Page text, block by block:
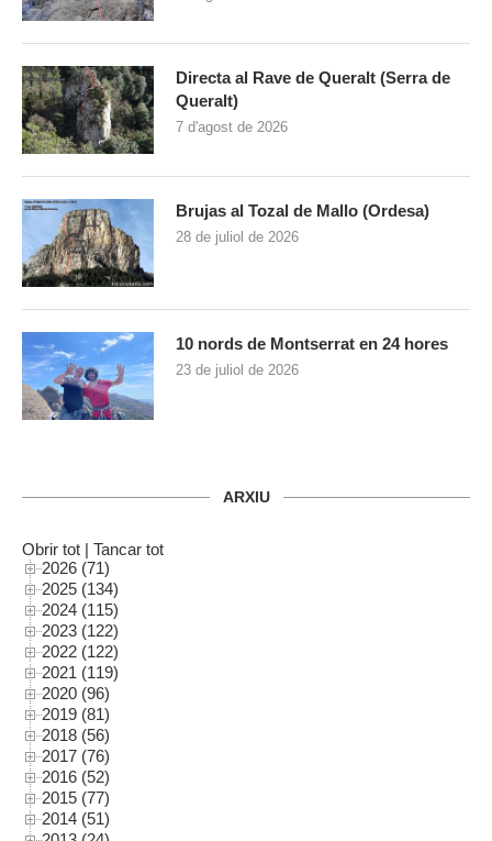
Directa al Rave de Queralt (Serra de
Queralt)
7 d'agost de 2026
Brujas al Tozal de Mallo (Ordesa)
28 de juliol de 2026
10 nords de Montserrat en 24 hores
23 de juliol de 2026
ARXIU
Obrir tot | Tancar tot
2026 (71)
2025 (134)
2024 (115)
2023 (122)
2022 (122)
2021 (119)
2020 (96)
2019 (81)
2018 (56)
2017 (76)
2016 (52)
2015 (77)
2014 (51)